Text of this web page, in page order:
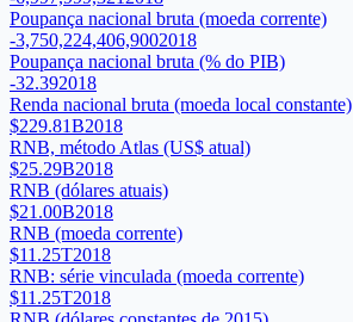
Poupança nacional bruta (moeda corrente)
-3,750,224,406,9002018
Poupança nacional bruta (% do PIB)
-32.392018
Renda nacional bruta (moeda local constante)
$229.81B2018
RNB, método Atlas (US$ atual)
$25.29B2018
RNB (dólares atuais)
$21.00B2018
RNB (moeda corrente)
$11.25T2018
RNB: série vinculada (moeda corrente)
$11.25T2018